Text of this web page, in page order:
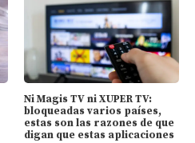
Ni Magis TV ni XUPER TV:
bloqueadas varios países,
estas son las razones de que
digan que estas aplicaciones